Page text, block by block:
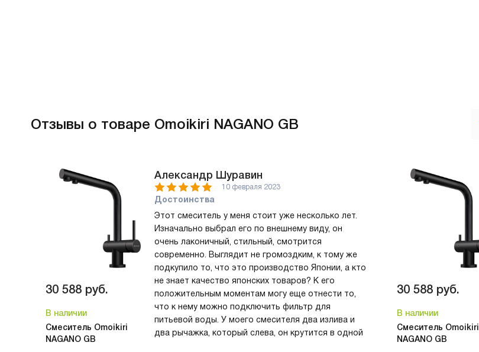
Отзывы о товаре Omoikiri NAGANO GB
30 588 руб.
В наличии
Смеситель Omoikiri
NAGANO GB
Александр Шуравин
10 февраля 2023
Достоинства
Этот смеситель у меня стоит уже несколько лет.
Изначально выбрал его по внешнему виду, он
очень лаконичный, стильный, смотрится
современно. Выглядит не громоздким, к тому же
подкупило то, что это производство Японии, а кто
не знает качество японских товаров? К его
положительным моментам могу еще отнести то,
что к нему можно подключить фильтр для
питьевой воды. У моего смесителя два излива и
два рычажка, который слева, он крутится в одной
30 588 руб.
В наличии
Смеситель Omoikiri
NAGANO GB